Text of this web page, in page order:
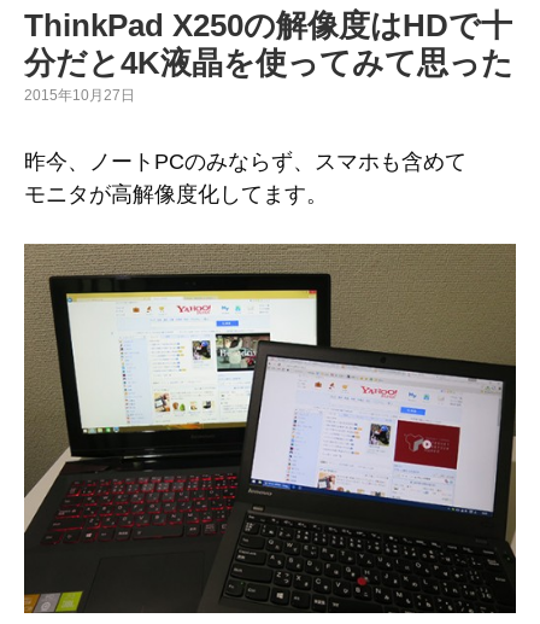
ThinkPad X250の解像度はHDで十
分だと4K液晶を使ってみて思った
2015年10月27日
昨今、ノートPCのみならず、スマホも含めて
モニタが高解像度化してます。